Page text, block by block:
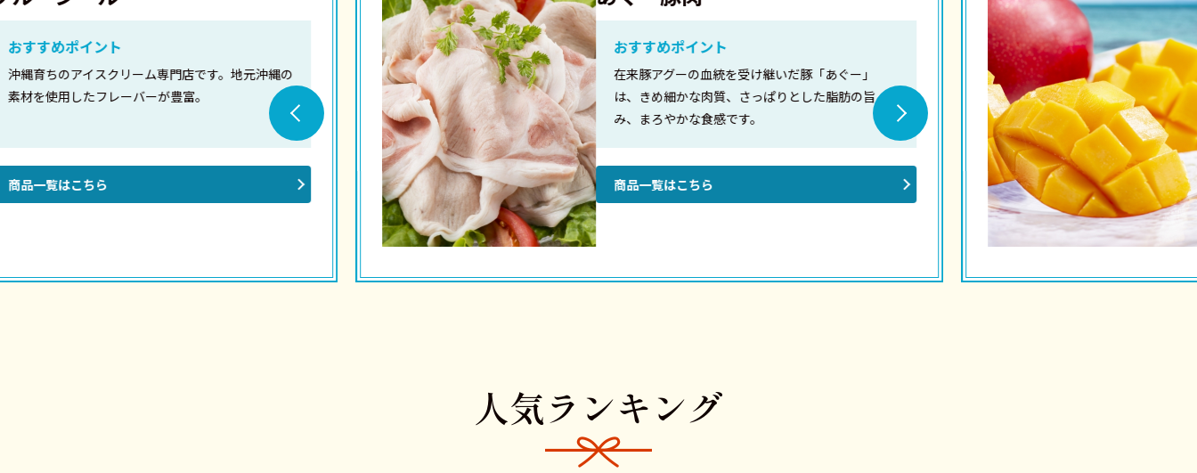
ポイント
のアイスクリーム専門店です。地元沖縄の
用したフレーバーが豊富。
はこちら
おすすめポイント
在来豚アグーの血統を受け継いだ豚「あぐー」
は、きめ細かな肉質、さっぱりとした脂肪の旨
み、まろやかな食感です。
商品一覧はこちら
お
芳醇
ます
商品
人気ランキング